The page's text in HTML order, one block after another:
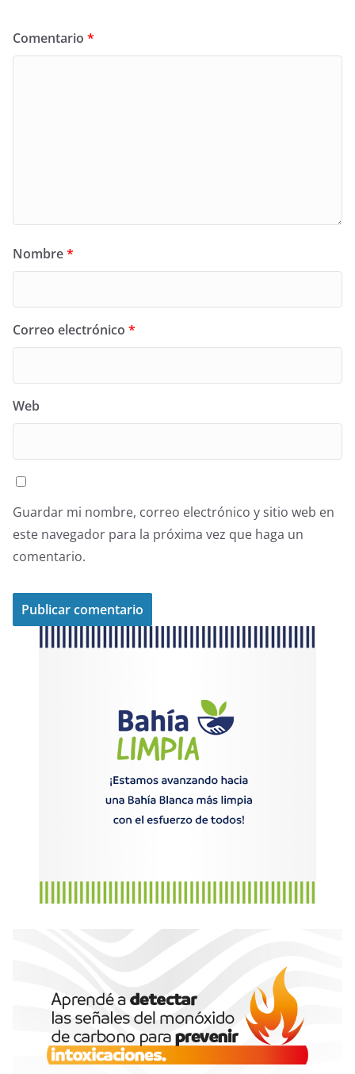
Comentario *
Nombre*
Correo electrónico *
Web
Guardar mi nombre, correo electrónico y sitio web en
este navegador para la próxima vez que haga un
comentario.